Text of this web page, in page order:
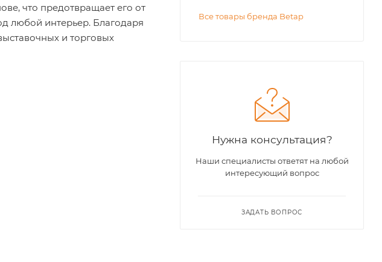
что предотвращает его от
любой интерьер. Благодаря
и торговых
Все товары бренда Betap
Нужна консультация?
Наши специалисты ответят на любой
интересующий вопрос
ЗАДАТЬ ВОПРОС